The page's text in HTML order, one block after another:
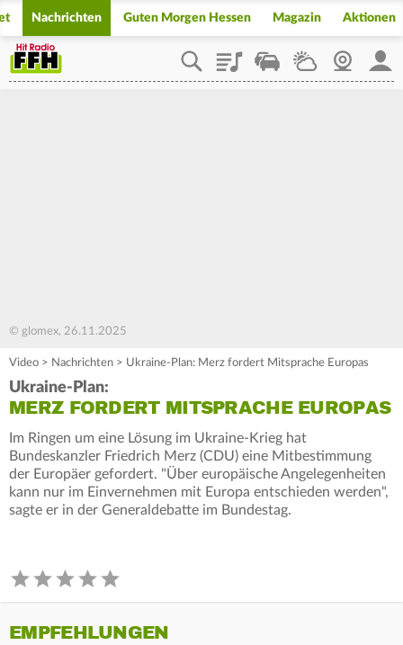
Nachrichten Guten Morgen Hessen Magazin Aktionen
PlaylistStaupilotWetterWebcam
© glomex, 26.11.2025
Video > Nachrichten > Ukraine-Plan: Merz fordert Mitsprache Europas
Ukraine-Plan:
MERZ FORDERT MITSPRACHE EUROPAS
Im Ringen um eine Lösung im Ukraine-Krieg hat
Bundeskanzler Friedrich Merz (CDU) eine Mitbestimmung
der Europäer gefordert. "Über europäische Angelegenheiten
kann nur im Einvernehmen mit Europa entschieden werden",
sagte er in der Generaldebatte im Bundestag.
EMPFEHLUNGEN